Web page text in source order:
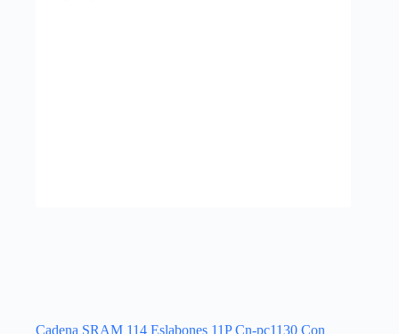
Cadena SRAM 114 Eslabones 11P Cn-pc1130 Con